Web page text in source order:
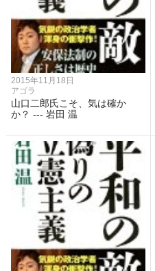
2015年11月18日
アゴラ
山口二郎氏こそ、気は確か
か？ --- 岩田 温